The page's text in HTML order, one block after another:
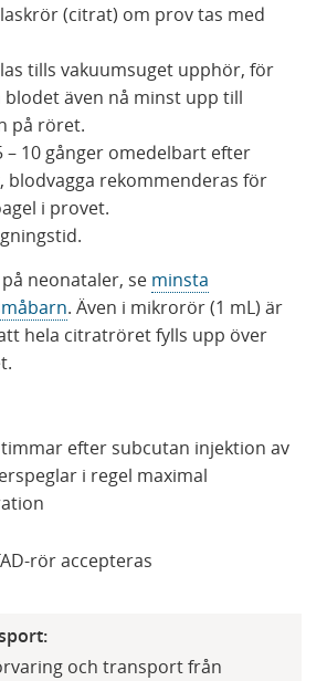
(citrat) om prov tas med
tills vakuumsuget upphör, för
även nå minst upp till
på röret.
– 10 gånger omedelbart efter
blodvagga rekommenderas för
i provet.
neonataler, se minsta
. Även i mikrorör (1 mL) är
hela citratröret fylls upp över
efter subcutan injektion av
i regel maximal
rör accepteras
och transport från